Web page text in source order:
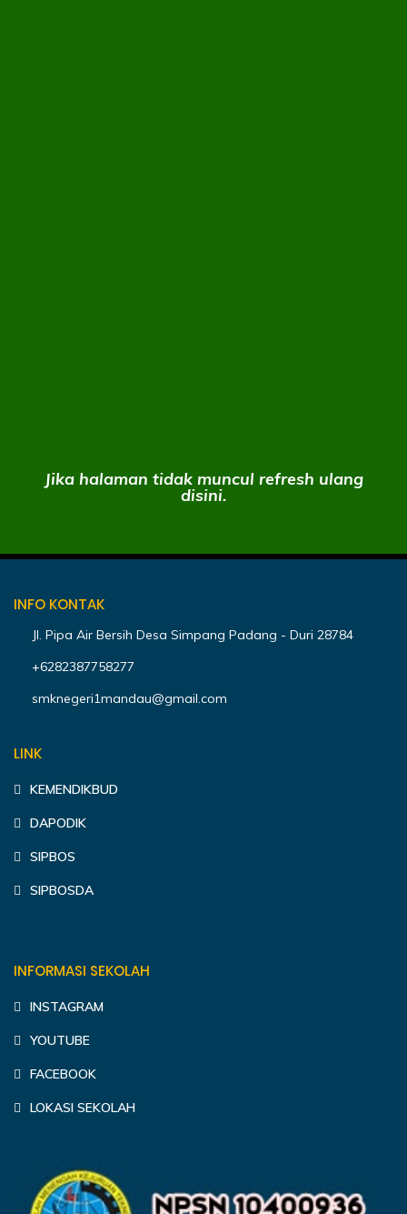
Jika halaman tidak muncul refresh ulang
disini.
INFO KONTAK
Jl. Pipa Air Bersih Desa Simpang Padang - Duri 28784
+6282387758277
smknegeri1mandau@gmail.com
LINK
KEMENDIKBUD
DAPODIK
SIPBOS
SIPBOSDA
INFORMASI SEKOLAH
INSTAGRAM
YOUTUBE
FACEBOOK
LOKASI SEKOLAH